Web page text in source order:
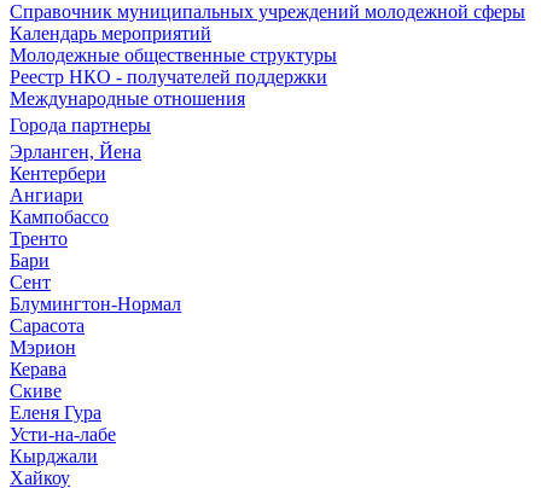
Справочник муниципальных учреждений молодежной сферы
Календарь мероприятий
Молодежные общественные структуры
Реестр НКО - получателей поддержки
Международные отношения
Города партнеры
Эрланген, Йена
Кентербери
Ангиари
Кампобассо
Тренто
Бари
Сент
Блумингтон-Нормал
Сарасота
Мэрион
Керава
Скиве
Еленя Гура
Усти-на-лабе
Кырджали
Хайкоу